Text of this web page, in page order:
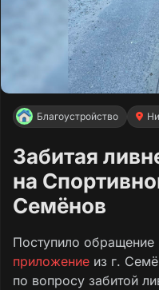
Благоустройство
Забитая
на
Семёнов
Поступило обращение
приложение из г.
по вопросу забитой